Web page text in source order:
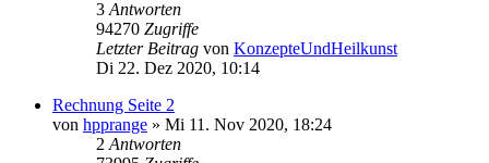
3 Antworten
94270 Zugriffe
Letzter Beitrag von KonzepteUndHeilkunst
Di 22. Dez 2020, 10:14
Rechnung Seite 2
von hpprange » Mi 11. Nov 2020, 18:24
2 Antworten